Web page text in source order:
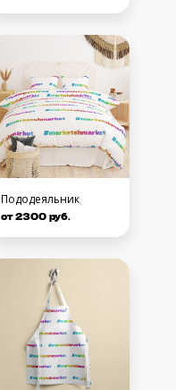
Пододеяльник
от 2300 руб.